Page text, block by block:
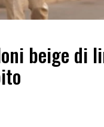
beige di